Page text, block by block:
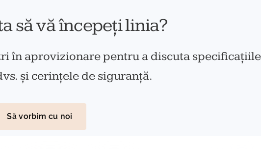
să vă începeți linia?
în aprovizionare pentru a discuta specificațiile
și cerințele de siguranță.
Să vorbim cu noi